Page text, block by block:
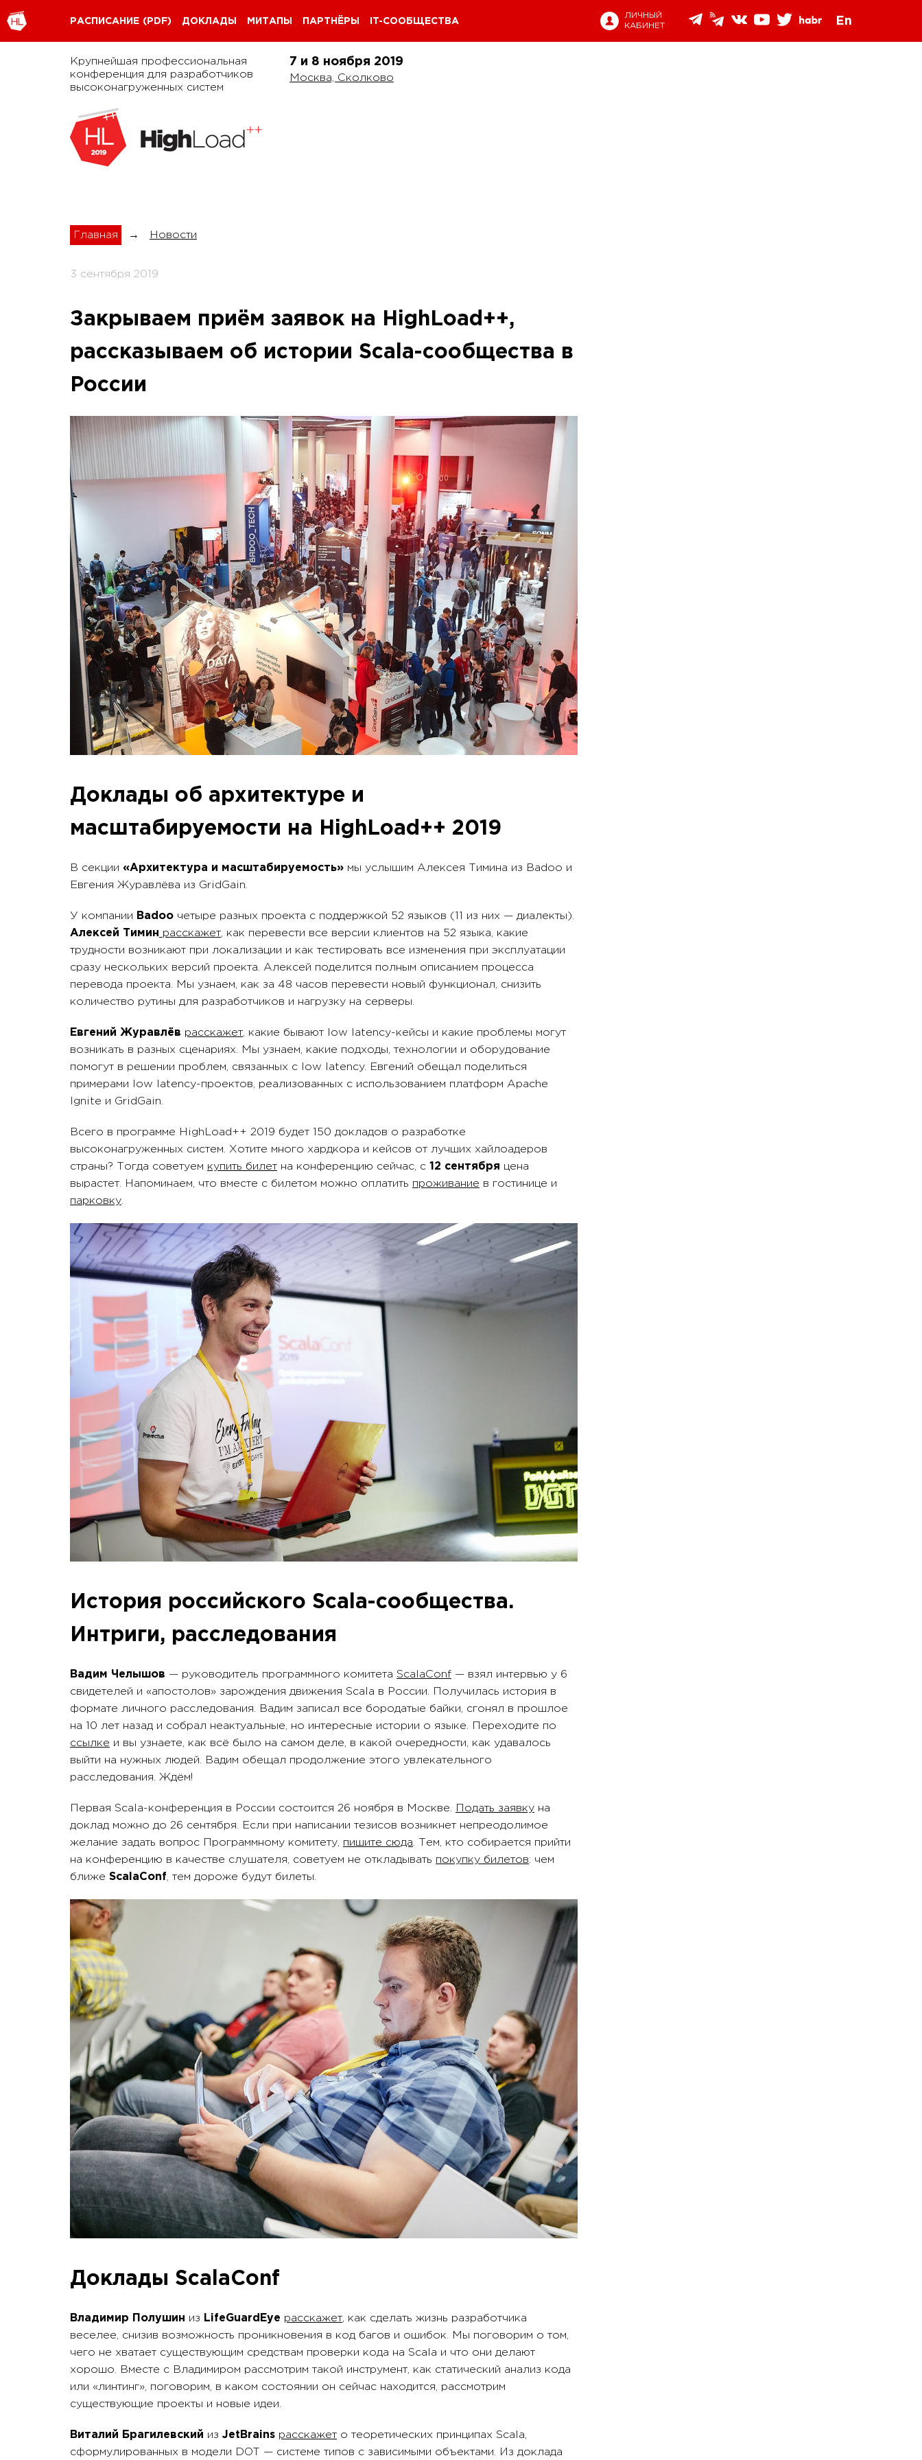
РАСПИСАНИЕ (PDF) ДОКЛАДЫ МИТАПЫ ПАРТНЁРЫ IT-СООБЩЕСТВА
ЛИЧНЫЙ
КАБИНЕТ
En
Крупнейшая профессиональная
конференция для разработчиков
высоконагруженных систем
7 и 8 ноября 2019
Москва, Сколково
Главная → Новости
3 сентября 2019
Закрываем приём заявок на HighLoad++,
рассказываем об истории Scala-сообщества в
России
Доклады об архитектуре и
масштабируемости на HighLoad++ 2019
В секции «Архитектура и масштабируемость» мы услышим Алексея Тимина из Badoo и
Евгения Журавлёва из GridGain.
У компании Badoo четыре разных проекта с поддержкой 52 языков (11 из них — диалекты).
Алексей Тимин расскажет , как перевести все версии клиентов на 52 языка, какие
трудности возникают при локализации и как тестировать все изменения при эксплуатации
сразу нескольких версий проекта. Алексей поделится полным описанием процесса
перевода проекта. Мы узнаем, как за 48 часов перевести новый функционал, снизить
количество рутины для разработчиков и нагрузку на серверы.
Евгений Журавлёв расскажет , какие бывают low latency-кейсы и какие проблемы могут
возникать в разных сценариях. Мы узнаем, какие подходы, технологии и оборудование
помогут в решении проблем, связанных с low latency. Евгений обещал поделиться
примерами low latency-проектов, реализованных с использованием платформ Apache
Ignite и GridGain.
Всего в программе HighLoad++ 2019 будет 150 докладов о разработке
высоконагруженных систем. Хотите много хардкора и кейсов от лучших хайлоадеров
страны? Тогда советуем купить билет на конференцию сейчас, с 12 сентября цена
вырастет. Напоминаем, что вместе с билетом можно оплатить проживание в гостинице и
парковку
История российского Scala-сообщества.
Интриги, расследования
Вадим Челышов — руководитель программного комитета ScalaConf — взял интервью у 6
свидетелей и «апостолов» зарождения движения Scala в России. Получилась история в
формате личного расследования. Вадим записал все бородатые байки, сгонял в прошлое
на 10 лет назад и собрал неактуальные, но интересные истории о языке. Переходите по
ссылке и вы узнаете, как всё было на самом деле, в какой очередности, как удавалось
выйти на нужных людей. Вадим обещал продолжение этого увлекательного
расследования. Ждём!
Первая Scala-конференция в России состоится 26 ноября в Москве. Подать заявку на
доклад можно до 26 сентября. Если при написании тезисов возникнет непреодолимое
желание задать вопрос Программному комитету, пишите сюда. Тем, кто собирается прийти
на конференцию в качестве слушателя, советуем не откладывать покупку билетов: чем
ближе ScalaConf, тем дороже будут билеты.
Доклады ScalaConf
Владимир Полушин из LifeGuardEye расскажет , как сделать жизнь разработчика
веселее, снизив возможность проникновения в код багов и ошибок. Мы поговорим о том,
чего не хватает существующим средствам проверки кода на Scala и что они делают
хорошо. Вместе с Владимиром рассмотрим такой инструмент, как статический анализ кода
или «линтинг», поговорим, в каком состоянии он сейчас находится, рассмотрим
существующие проекты и новые идеи.
Виталий Брагилевский из JetBrains расскажет о теоретических принципах Scala,
сформулированных в модели DOT — системе типов с зависимыми объектами. Из доклада